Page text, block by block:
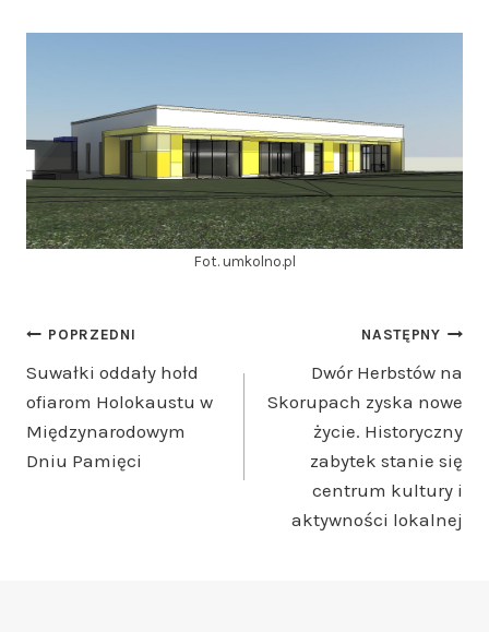
Fot. umkolno.pl
Nawigacja
wpisu
POPRZEDNI
Suwałki oddały hołd
ofiarom Holokaustu w
Międzynarodowym
Dniu Pamięci
NASTĘPNY
Dwór Herbstów na
Skorupach zyska nowe
życie. Historyczny
zabytek stanie się
centrum kultury i
aktywności lokalnej